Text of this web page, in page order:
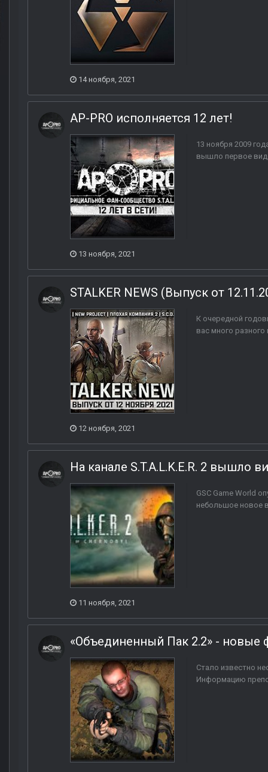
14 ноября, 2021
AP-PRO исполняется 12 лет!
13 ноября 2009
вышло первое
13 ноября, 2021
STALKER NEWS (Выпуск от
К очередной
вас много разного
12 ноября, 2021
На канале S.T.A.L.K.E.R. 2 вышло
GSC Game World
небольшое новое
11 ноября, 2021
«Объединенный Пак 2.2» - новые
Стало известно
Информацию